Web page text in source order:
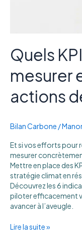
Quels
mesurer
actions
Bilan Carbone /
Et si vos efforts pour
mesurer
Mettre en place des
stratégie climat en
Découvrez les 6
piloter efficacement
avancer à l’aveugle.
Lire la suite »